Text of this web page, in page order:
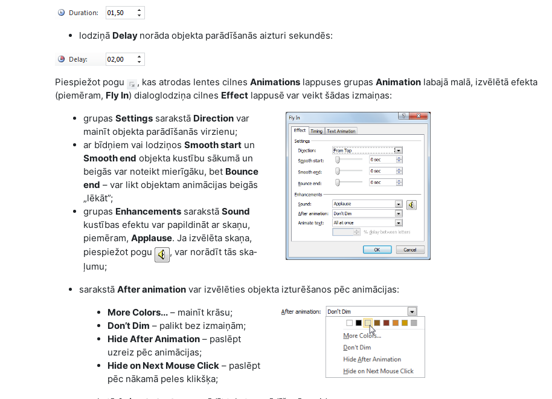
lodziņā Delay norāda objekta parādīšanās aizturi sekundēs:
Piespiežot pogu , kas atrodas lentes cilnes Animations lappuses grupas Animation labajā malā, izvēlētā efekta
(piemēram, Fly In) dialoglodziņa cilnes Effect lappusē var veikt šādas izmaiņas:
grupasSettings sarakstā Direction var
mainīt objekta parādīšanās virzienu;
ar bīdņiem vai lodziņosSmooth start un
Smooth end objekta kustību sākumā un
beigās var noteikt mierīgāku, bet Bounce
end – var likt objektam animācijas beigās
„lēkāt”;
grupas Enhancements sarakstāSound
kustības efektu var papildināt ar skaņu,
piemēram,Applause. Ja izvēlēta skaņa,
piespiežot pogu
, var norādīt tās ska­
ļumu;
sarakstā After animation var izvēlēties objekta izturēšanos pēc animācijas:
More Colors... – mainīt krāsu;
Don’t Dim – palikt bez izmaiņām;
HideAfterAnimation – paslēpt
uzreiz pēc animācijas;
Hideon Next MouseClick – paslēpt
pēc nākamā peles klikšķa;